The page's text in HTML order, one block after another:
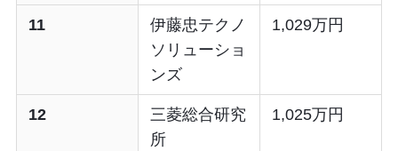
11
伊藤忠テクノ
ソリューショ
ンズ
1,029万円
12
三菱総合研究
所
1,025万円